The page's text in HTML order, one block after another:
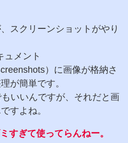
スクリーンショットがやり
ュメント
）に画像が格納さ
が簡単です。
いいんですが、それだと画
すよね。
すぎて使ってらんねー。